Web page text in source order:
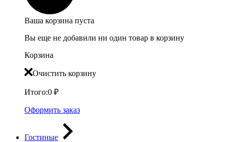
Ваша корзина пуста
Вы еще не добавили ни один товар в корзину
Корзина
Очистить корзину
Итого:0 ₽
Оформить заказ
Гостиные